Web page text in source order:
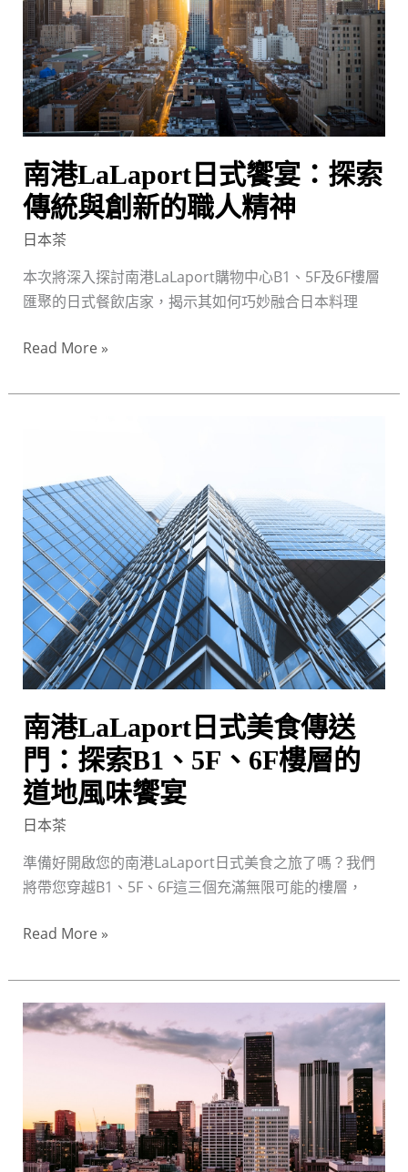
南港LaLaport日式饗宴：探索
傳統與創新的職人精神
日本茶
本次將深入探討南港LaLaport購物中心B1、5F及6F樓層
匯聚的日式餐飲店家，揭示其如何巧妙融合日本料理
饗
宴：
探
索
傳
與
創
新
的
職
人
神
Read More »
南港LaLaport日式美食傳送
門：探索B1、5F、6F樓層的
道地風味饗宴
日本茶
準備好開啟您的南港LaLaport日式美食之旅了嗎？我們
將帶您穿越B1、5F、6F這三個充滿無限可能的樓層，
LaLaport
日
式
美
食
傳
送
門：
探
B1、
5F、
6F
樓
層
道
地
味
Read More »
下
班
港
LaLaport！
B1、